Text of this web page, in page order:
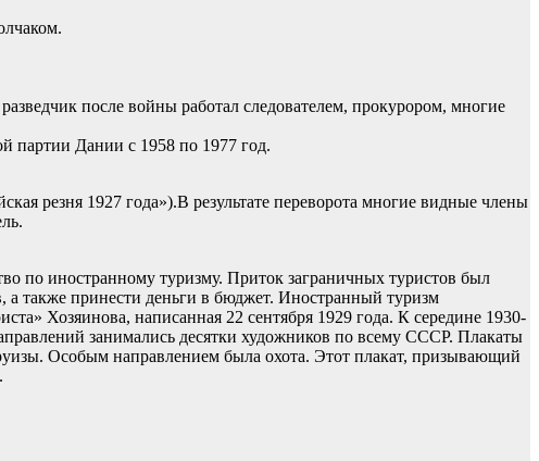
после войны работал следователем, прокурором, многие
партии Дании с 1958 по 1977 год.
резня 1927 года»).В результате переворота многие видные члены
по иностранному туризму. Приток заграничных туристов был
а также принести деньги в бюджет. Иностранный туризм
Хозяинова, написанная 22 сентября 1929 года. К середине 1930-
занимались десятки художников по всему СССР. Плакаты
Особым направлением была охота. Этот плакат, призывающий